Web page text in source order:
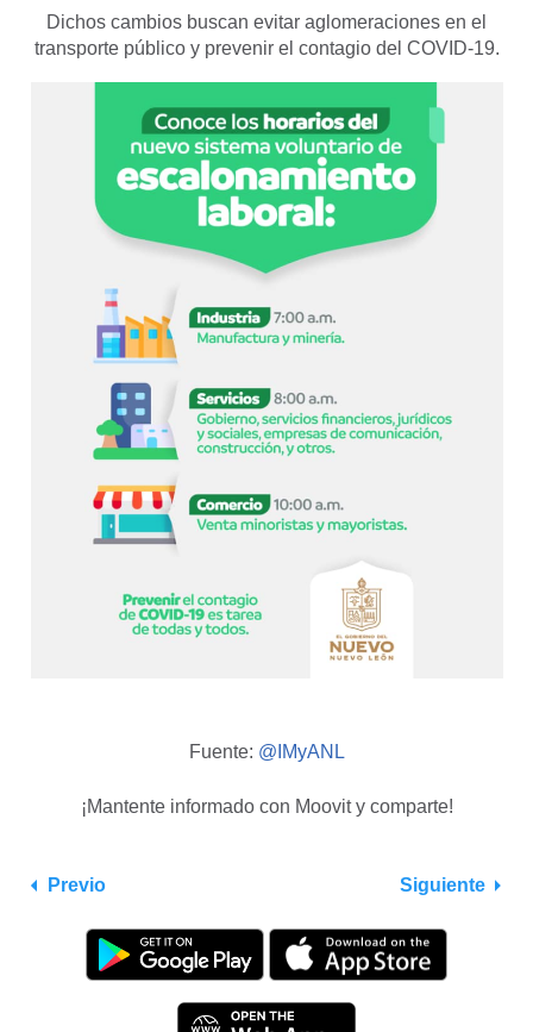
Dichos cambios buscan evitar aglomeraciones en el
transporte público y prevenir el contagio del COVID-19.
Fuente: @IMyANL
¡Mantente informado con Moovit y comparte!
Previo Siguiente